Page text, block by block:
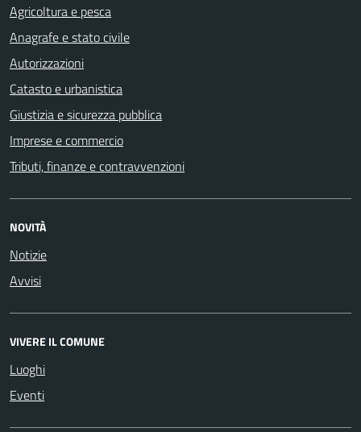
Agricoltura e pesca
Anagrafe e stato civile
Autorizzazioni
Catasto e urbanistica
Giustizia e sicurezza pubblica
Imprese e commercio
Tributi, finanze e contravvenzioni
NOVITÀ
Notizie
Avvisi
VIVERE IL COMUNE
Luoghi
Eventi